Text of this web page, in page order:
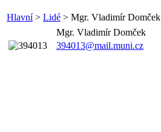
Hlavní> Lidé > Mgr. Vladimír Domček
Mgr. Vladimír Domček
394013@mail.muni.cz